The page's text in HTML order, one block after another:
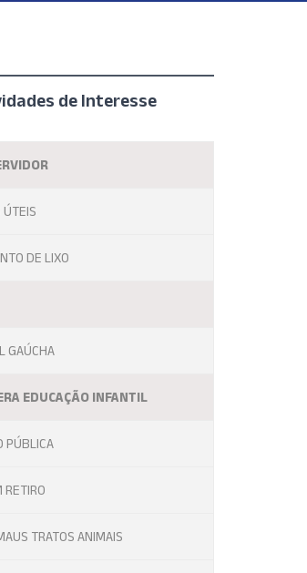
de Interesse
ÚTEIS
DE LIXO
GAÚCHA
EDUCAÇÃO INFANTIL
PÚBLICA
RETIRO
TRATOS ANIMAIS